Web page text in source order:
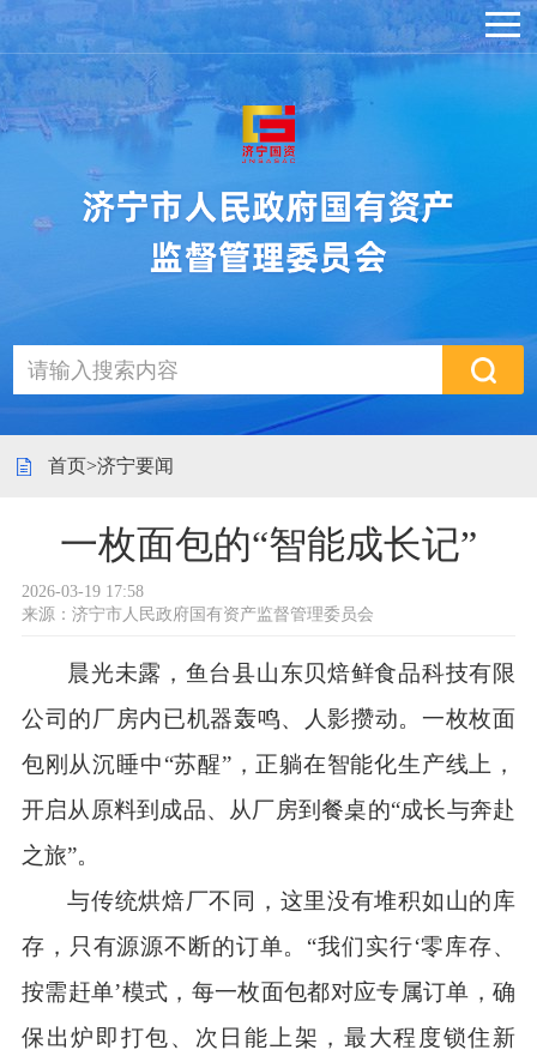
首页>济宁要闻
一枚面包的“智能成长记”
2026-03-19 17:58
来源： 济宁市人民政府国有资产监督管理委员会
晨光未露，鱼台县山东贝焙鲜食品科技有限
公司的厂房内已机器轰鸣、人影攒动。一枚枚面
包刚从沉睡中“苏醒”，正躺在智能化生产线上，
开启从原料到成品、从厂房到餐桌的“成长与奔赴
之旅”。
与传统烘焙厂不同，这里没有堆积如山的库
存，只有源源不断的订单。“我们实行‘零库存、
按需赶单’模式，每一枚面包都对应专属订单，确
保出炉即打包、次日能上架，最大程度锁住新